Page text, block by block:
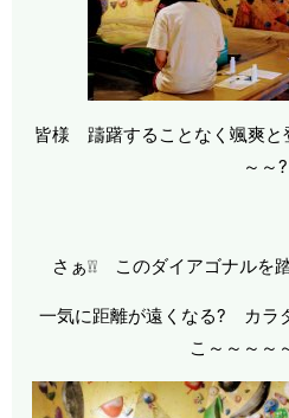
皆様 躊躇することなく颯爽と
～～?
さぁ❕❕ このダイアゴナル
一気に距離が遠くなる? カラ
こ～～～～